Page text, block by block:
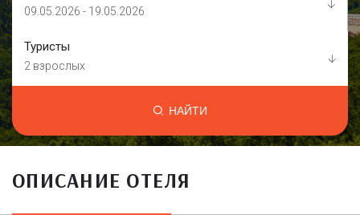
09.05.2026 - 19.05.2026
Туристы
2 взрослых
НАЙТИ
ОПИСАНИЕ ОТЕЛЯ